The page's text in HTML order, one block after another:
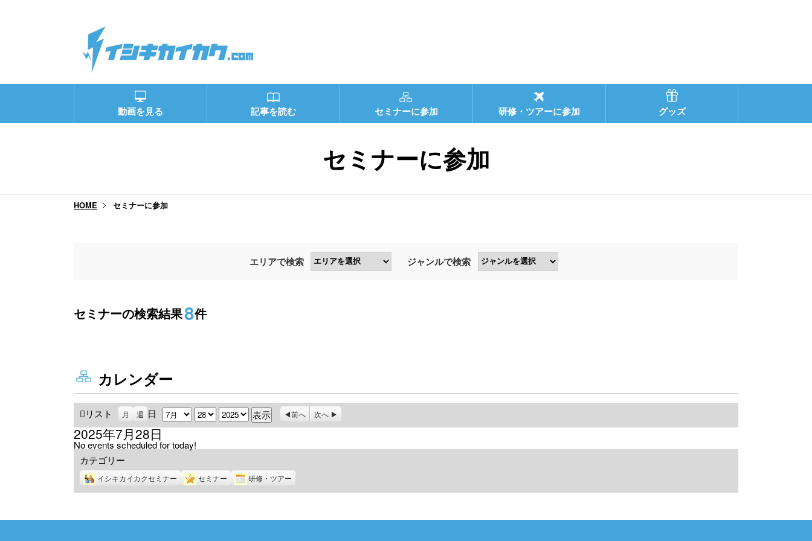
動画を見る 記事を読む セミナーに参加 研修・ツアーに参加 グッズ
セミナーに参加
HOME セミナーに参加
エリアで検索 ジャンルで検索
セミナーの検索結果8件
カレンダー
リスト
示
月 週 日 月 日 年 前へ 次へ
2025年7月28日
No events scheduled for today!
カテゴリー
イシキカイカクセミナー セミナー 研修・ツアー